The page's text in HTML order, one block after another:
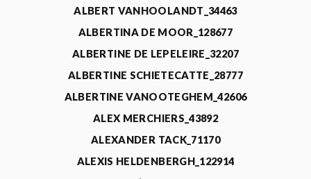
ALBERT VANHOOLANDT_34463
ALBERTINA DE MOOR_128677
ALBERTINE DE LEPELEIRE_32207
ALBERTINE SCHIETECATTE_28777
ALBERTINE VANOOTEGHEM_42606
ALEX MERCHIERS_43892
ALEXANDER TACK_71170
ALEXIS HELDENBERGH_122914